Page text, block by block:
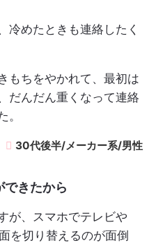
冷めたときも連絡したく
もちをやかれて、最初は
だんだん重くなって連絡
。
30代後半/メーカー系/男性
できたから
が、スマホでテレビや
を切り替えるのが面倒